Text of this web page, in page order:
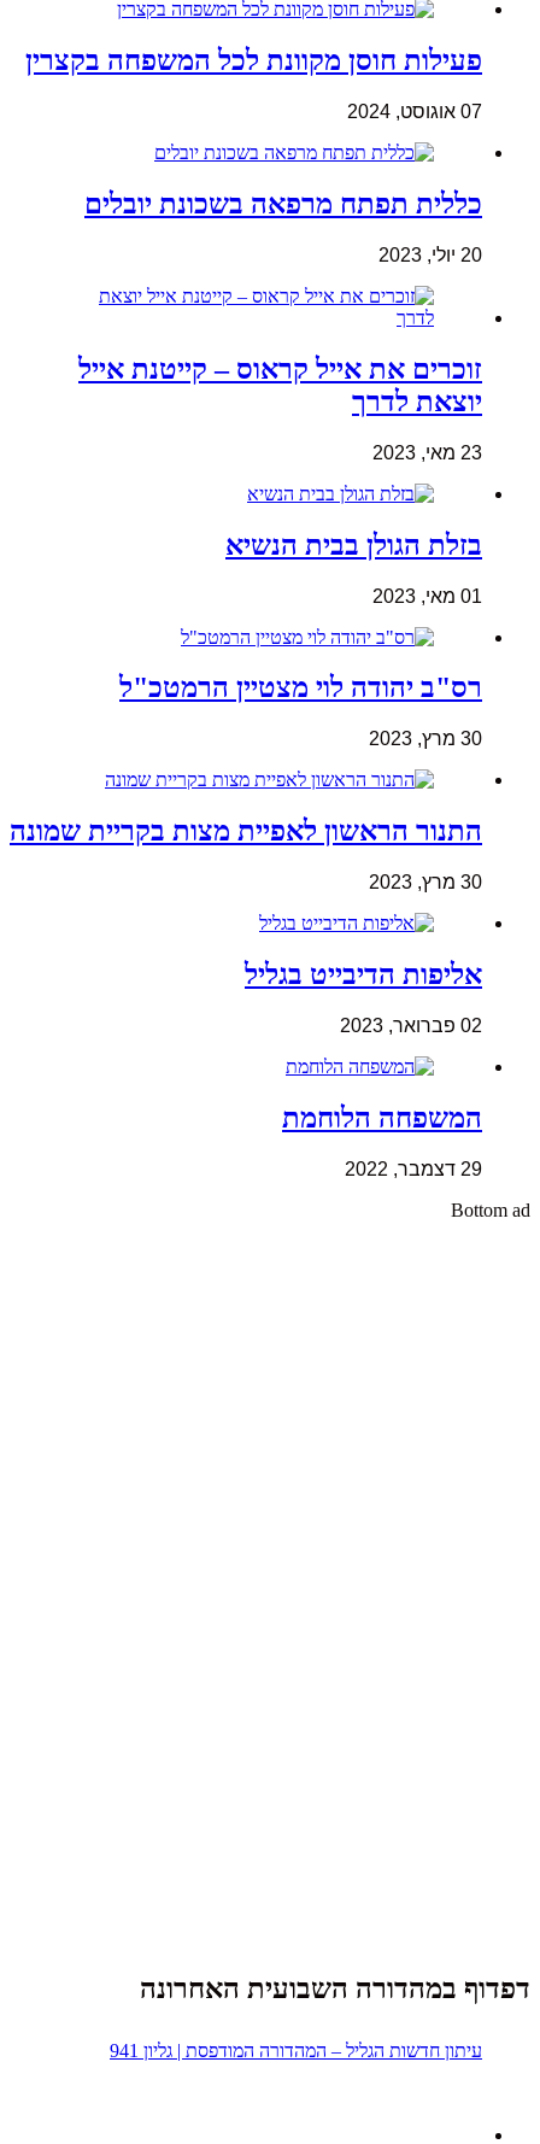
פעילות חוסן מקוונת לכל המשפחה בקצרין
07 אוגוסט, 2024
כללית תפתח מרפאה בשכונת יובלים
20 יולי, 2023
זוכרים את אייל קראוס – קייטנת אייל
יוצאת לדרך
23 מאי, 2023
בזלת הגולן בבית הנשיא
01 מאי, 2023
רס"ב יהודה לוי מצטיין הרמטכ"ל
30 מרץ, 2023
התנור הראשון לאפיית מצות בקריית שמונה
30 מרץ, 2023
אליפות הדיבייט בגליל
02 פברואר, 2023
המשפחה הלוחמת
29 דצמבר, 2022
Bottom ad
דפדוף במהדורה השבועית האחרונה
עיתון חדשות הגליל – המהדורה המודפסת | גליון 941